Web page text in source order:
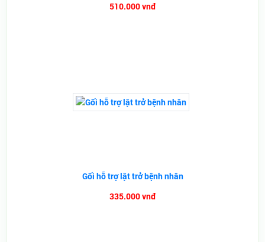
510.000 vnđ
Gối hỗ trợ lật trở bệnh nhân
335.000 vnđ